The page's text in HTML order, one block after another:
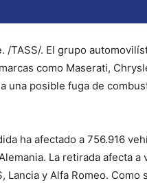
/TASS/. El grupo
como Maserati,
una posible fuga de
ha afectado a 756.916
La retirada afecta
Lancia y Alfa Romeo.